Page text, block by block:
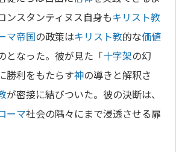
ンスタンティヌス自身もキリスト教
マ帝国の政策はキリスト教的な価値
となった。彼が見た「十字架の幻
勝利をもたらす神の導きと解釈さ
が密接に結びついた。彼の決断は、
ーマ社会の隅々にまで浸透させる扉